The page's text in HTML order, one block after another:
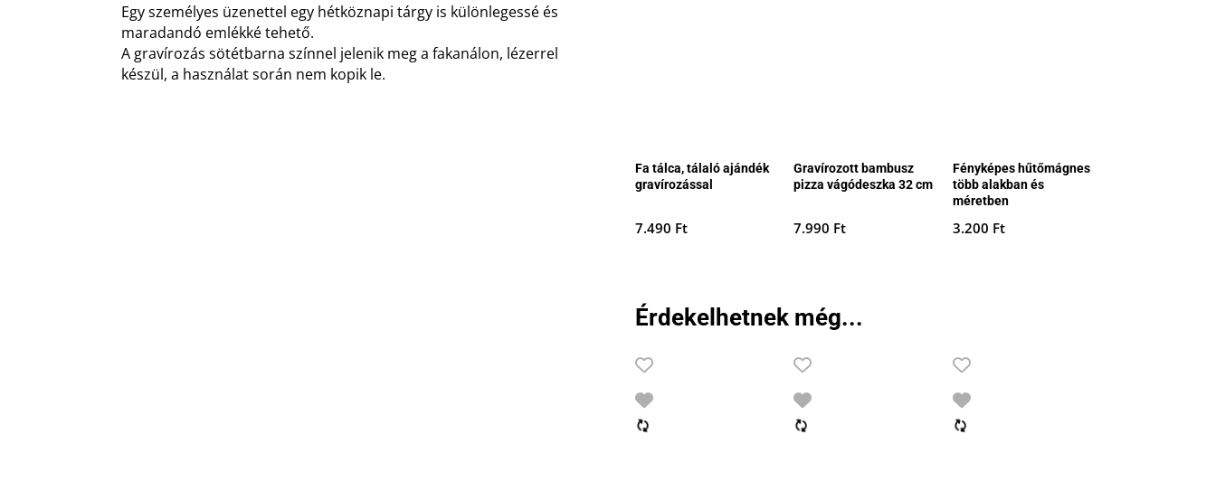
Egy személyes üzenettel egy hétköznapi tárgy is különlegessé és
maradandó emlékké tehető.
A gravírozás sötétbarna színnel jelenik meg a fakanálon, lézerrel
készül, a használat során nem kopik le.
Fa tálca, tálaló ajándék
gravírozással
7.490 Ft
Gravírozott bambusz
pizza vágódeszka 32 cm
7.990 Ft
Fényképes hűtőmágnes
több alakban és
méretben
3.200 Ft
Érdekelhetnek még...